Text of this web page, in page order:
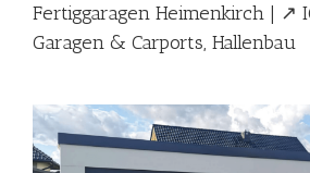
Fertiggaragen Heimenkirch | ↗️
Garagen & Carports, Hallenbau